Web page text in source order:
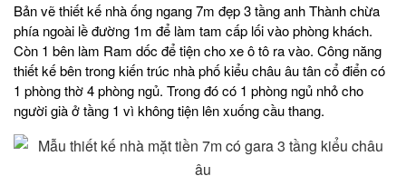
Bản vẽ thiết kế nhà ống ngang 7m đẹp 3 tầng anh Thành chừa
phía ngoài lề đường 1m để làm tam cấp lối vào phòng khách.
Còn 1 bên làm Ram dốc để tiện cho xe ô tô ra vào. Công năng
thiết kế bên trong kiến trúc nhà phố kiểu châu âu tân cổ điển có
1 phòng thờ 4 phòng ngủ. Trong đó có 1 phòng ngủ nhỏ cho
người già ở tầng 1 vì không tiện lên xuống cầu thang.